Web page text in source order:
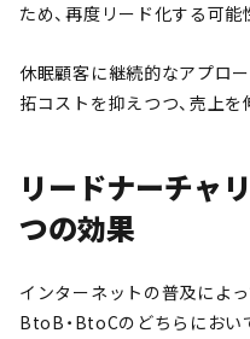
ため、再度リード化する可能
休眠顧客に継続的なアプロ
拓コストを抑えつつ、売上を
リードナーチャ
つの効果
インターネットの普及によ
BtoB・BtoCのどちらにおい